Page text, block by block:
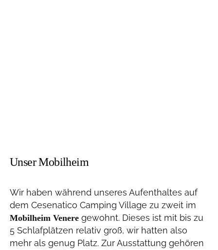
Unser Mobilheim
Wir haben während unseres Aufenthaltes auf
dem Cesenatico Camping Village zu zweit im
Mobilheim Venere gewohnt. Dieses ist mit bis zu
5 Schlafplätzen relativ groß, wir hatten also
mehr als genug Platz. Zur Ausstattung gehören